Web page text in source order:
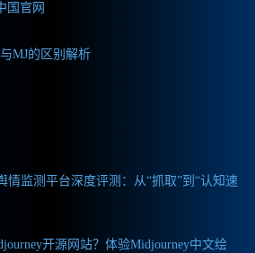
国官网
MJ的区别解析
情监测平台深度评测：从“抓取”到“认知速
开源网站？体验Midjourney中文绘